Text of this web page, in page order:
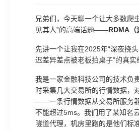
兄弟们，今天聊一个让大多数爬
见其人”的高端话题——RDMA（
先讲一个让我在2025年“深夜挠
迟差异差点被老板拍桌子”的真实
我是一家金融科技公司的技术负
时采集几大交易所的行情数据，
——一条行情数据从交易所服务
不能超过5ms。我们用了某知名
隧道代理，机房里跑的是他们标